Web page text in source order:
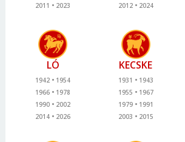
2011
2023
2012
2024
LÓ
1942
1954
1966
1978
1990
2002
2014
2026
KECSKE
1931
1943
1955
1967
1979
1991
2003
2015